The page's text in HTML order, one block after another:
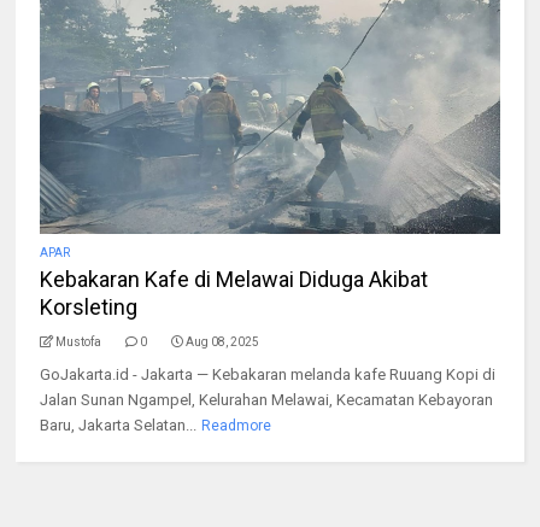
APAR
Kebakaran Kafe di Melawai Diduga Akibat
Korsleting
Mustofa 0 Aug 08, 2025
GoJakarta.id - Jakarta — Kebakaran melanda kafe Ruuang Kopi di
Jalan Sunan Ngampel, Kelurahan Melawai, Kecamatan Kebayoran
Baru, Jakarta Selatan...
Readmore